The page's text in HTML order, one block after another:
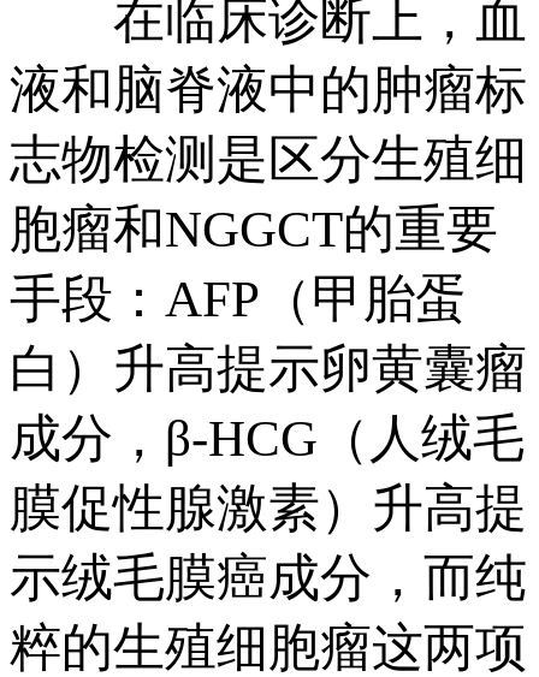
在临床诊断上，血
液和脑脊液中的肿瘤标
志物检测是区分生殖细
胞瘤和NGGCT的重要
手段：AFP（甲胎蛋
白）升高提示卵黄囊瘤
成分，β-HCG（人绒毛
膜促性腺激素）升高提
示绒毛膜癌成分，而纯
粹的生殖细胞瘤这两项